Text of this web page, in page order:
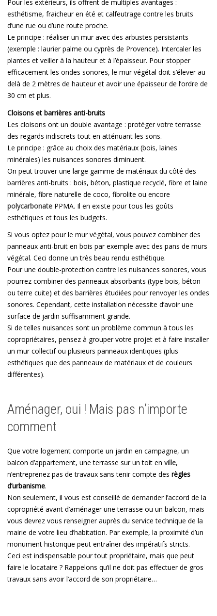
Pour les extérieurs, ils offrent de multiples avantages :
esthétisme, fraicheur en été et calfeutrage contre les bruits
d’une rue ou d’une route proche.
Le principe : réaliser un mur avec des arbustes persistants
(exemple : laurier palme ou cyprès de Provence). Intercaler les
plantes et veiller à la hauteur et à l’épaisseur. Pour stopper
efficacement les ondes sonores, le mur végétal doit s’élever au-
delà de 2 mètres de hauteur et avoir une épaisseur de l’ordre de
30 cm et plus.
Cloisons et barrières anti-bruits
Les cloisons ont un double avantage : protéger votre terrasse
des regards indiscrets tout en atténuant les sons.
Le principe : grâce au choix des matériaux (bois, laines
minérales) les nuisances sonores diminuent.
On peut trouver une large gamme de matériaux du côté des
barrières anti-bruits : bois, béton, plastique recyclé, fibre et laine
minérale, fibre naturelle de coco, fibrolite ou encore
polycarbonate PPMA. Il en existe pour tous les goûts
esthétiques et tous les budgets.
Si vous optez pour le mur végétal, vous pouvez combiner des
panneaux anti-bruit en bois par exemple avec des pans de murs
végétal. Ceci donne un très beau rendu esthétique.
Pour une double-protection contre les nuisances sonores, vous
pourrez combiner des panneaux absorbants (type bois, béton
ou terre cuite) et des barrières étudiées pour renvoyer les ondes
sonores. Cependant, cette installation nécessite d’avoir une
surface de jardin suffisamment grande.
Si de telles nuisances sont un problème commun à tous les
copropriétaires, pensez à grouper votre projet et à faire installer
un mur collectif ou plusieurs panneaux identiques (plus
esthétiques que des panneaux de matériaux et de couleurs
différentes).
Aménager, oui ! Mais pas n’importe
comment
Que votre logement comporte un jardin en campagne, un
balcon d’appartement, une terrasse sur un toit en ville,
n’entreprenez pas de travaux sans tenir compte des règles
d’urbanisme.
Non seulement, il vous est conseillé de demander l’accord de la
copropriété avant d’aménager une terrasse ou un balcon, mais
vous devrez vous renseigner auprès du service technique de la
mairie de votre lieu d’habitation. Par exemple, la proximité d’un
monument historique peut entraîner des impératifs stricts.
Ceci est indispensable pour tout propriétaire, mais que peut
faire le locataire ? Rappelons qu’il ne doit pas effectuer de gros
travaux sans avoir l’accord de son propriétaire…